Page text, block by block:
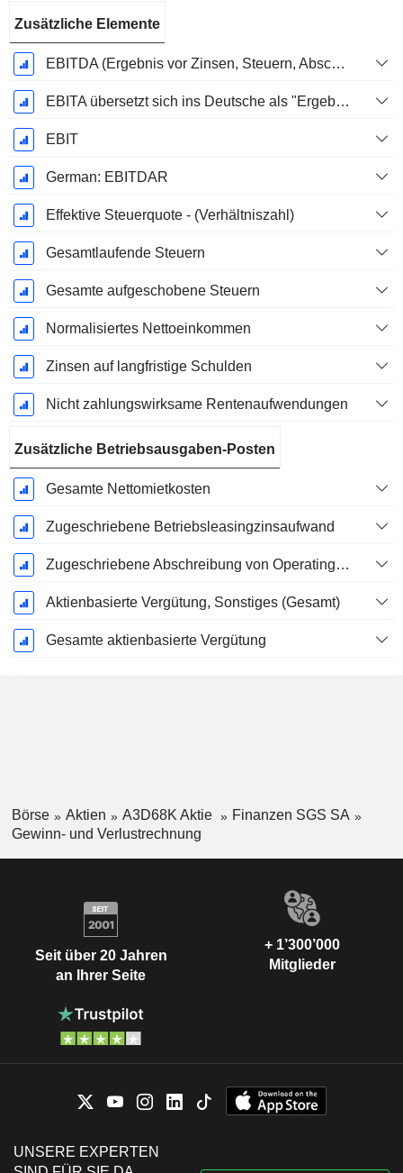
Zusätzliche Elemente
EBITDA (Ergebnis vor Zinsen, Steuern, Abschreibungen auf immaterielle Vermögenswerte und Sachanlagen)
EBITA übersetzt sich ins Deutsche als "Ergebnis vor Zinsen, Steuern und Abschreibungen".
EBIT
German: EBITDAR
Effektive Steuerquote - (Verhältniszahl)
Gesamtlaufende Steuern
Gesamte aufgeschobene Steuern
Normalisiertes Nettoeinkommen
Zinsen auf langfristige Schulden
Nicht zahlungswirksame Rentenaufwendungen
Zusätzliche Betriebsausgaben-Posten
Gesamte Nettomietkosten
Zugeschriebene Betriebsleasingzinsaufwand
Zugeschriebene Abschreibung von Operating-Leasingverträgen
Aktienbasierte Vergütung, Sonstiges (Gesamt)
Gesamte aktienbasierte Vergütung
Börse Aktien A3D68K Aktie
Finanzen SGS SA
Gewinn- und Verlustrechnung
Seit über 20 Jahren
an Ihrer Seite
+ 1’300’000
Mitglieder
UNSERE EXPERTEN